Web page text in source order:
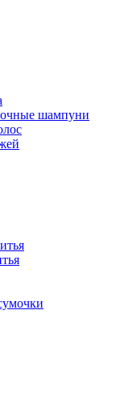
шампуни